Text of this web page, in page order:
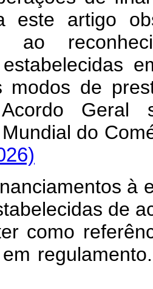
este artigo
ao
modos de
Geral
Mundial do
à
de
como
em